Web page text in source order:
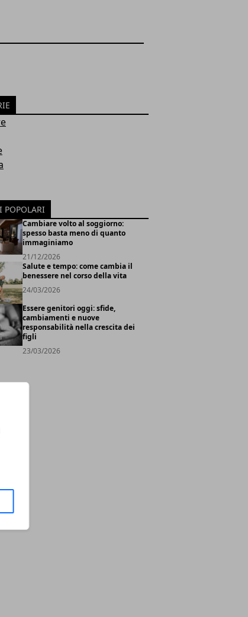
POPOLARI
Cambiare volto al soggiorno:
spesso basta meno di quanto
immaginiamo
21/12/2026
Salute e tempo: come cambia il
benessere nel corso della vita
24/03/2026
Essere genitori oggi: sfide,
cambiamenti e nuove
responsabilità nella crescita dei
figli
23/03/2026